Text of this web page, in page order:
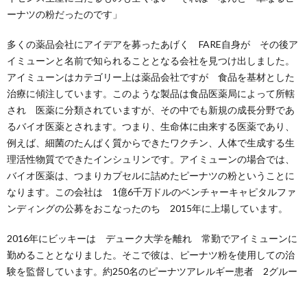
ーナツの粉だったのです」
多くの薬品会社にアイデアを募ったあげく FARE自身が その後ア
イミューンと名前で知られることとなる会社を見つけ出しました。
アイミューンはカテゴリー上は薬品会社ですが 食品を基材とした
治療に傾注しています。このような製品は食品医薬局によって所轄
され 医薬に分類されていますが、その中でも新規の成長分野であ
るバイオ医薬とされます。つまり、生命体に由来する医薬であり、
例えば、細菌のたんぱく質からできたワクチン、人体で生成する生
理活性物質でできたインシュリンです。アイミューンの場合では、
バイオ医薬は、つまりカプセルに詰めたピーナツの粉ということに
なります。この会社は 1億6千万ドルのベンチャーキャピタルファ
ンディングの公募をおこなったのち 2015年に上場しています。
2016年にビッキーは デューク大学を離れ 常勤でアイミューンに
勤めることとなりました。そこで彼は、ピーナツ粉を使用しての治
験を監督しています。約250名のピーナツアレルギー患者 2グルー